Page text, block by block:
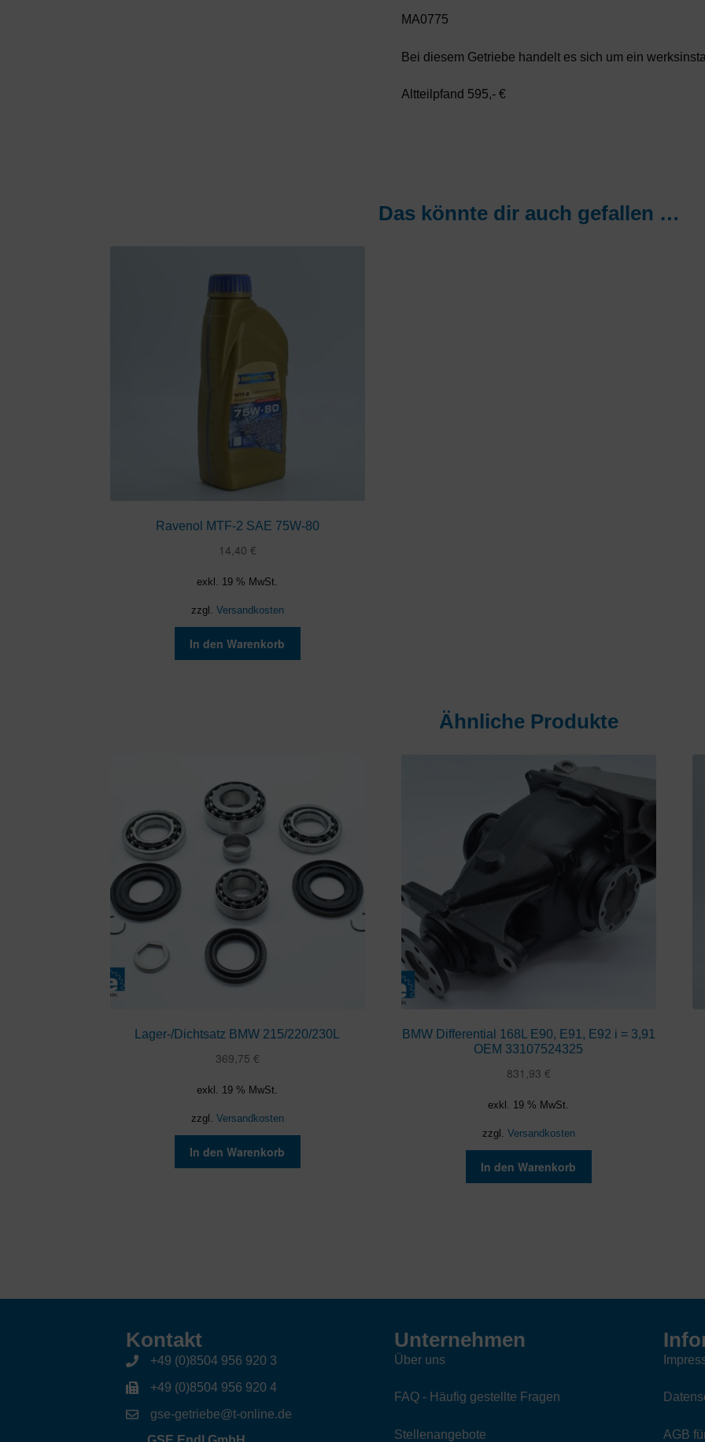
MA0775
Bei diesem Getriebe handelt es sich um ein
Altteilpfand 595,- €
Das könnte dir auch gefallen …
Ravenol MTF-2 SAE 75W-80
14,40 €
exkl. 19 % MwSt.
zzgl. Versandkosten
In den Warenkorb
Ähnliche Produkte
Lager-/Dichtsatz BMW 215/220/230L
369,75 €
exkl. 19 % MwSt.
zzgl. Versandkosten
In den Warenkorb
BMW Differential 168L E90, E91, E92 i = 3,91
OEM 33107524325
831,93 €
exkl. 19 % MwSt.
zzgl. Versandkosten
In den Warenkorb
Kontakt
+49 (0)8504 956 920 3
+49 (0)8504 956 920 4
gse-getriebe@t-online.de
Unternehmen
Über uns
FAQ - Häufig gestellte Fragen
Stellenangebote AGB